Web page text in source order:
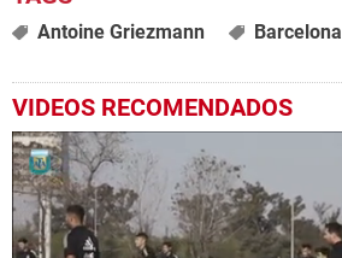
Antoine Griezmann Barcelona
VIDEOS RECOMENDADOS